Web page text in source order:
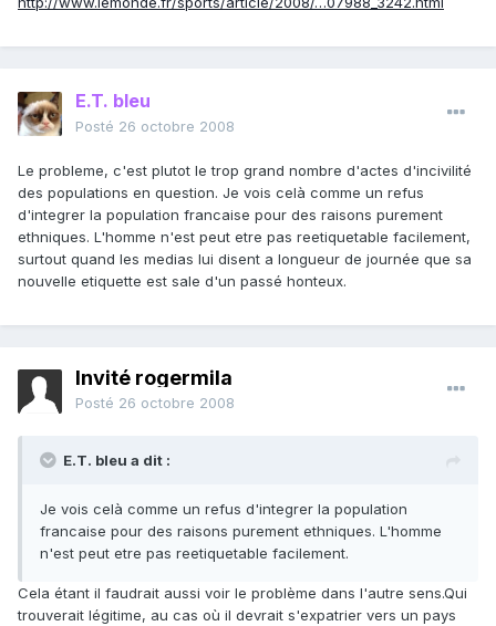
E.T. bleu
Posté 26 octobre 2008
Le probleme, c'est plutot le trop grand nombre d'actes d'incivilité
des populations en question. Je vois celà comme un refus
d'integrer la population francaise pour des raisons purement
ethniques. L'homme n'est peut etre pas reetiquetable facilement,
surtout quand les medias lui disent a longueur de journée que sa
nouvelle etiquette est sale d'un passé honteux.
Invité rogermila
Posté 26 octobre 2008
E.T. bleu a dit :
Je vois celà comme un refus d'integrer la population
francaise pour des raisons purement ethniques. L'homme
n'est peut etre pas reetiquetable facilement.
Cela étant il faudrait aussi voir le problème dans l'autre sens.Qui
trouverait légitime, au cas où il devrait s'expatrier vers un pays